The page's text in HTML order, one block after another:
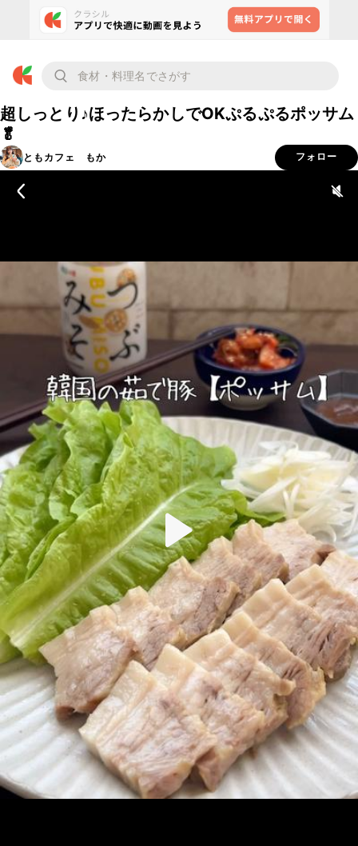
超しっとり♪ほったらかしでOKぷるぷるポッサム
🥬
ともカフェ もか フォロー